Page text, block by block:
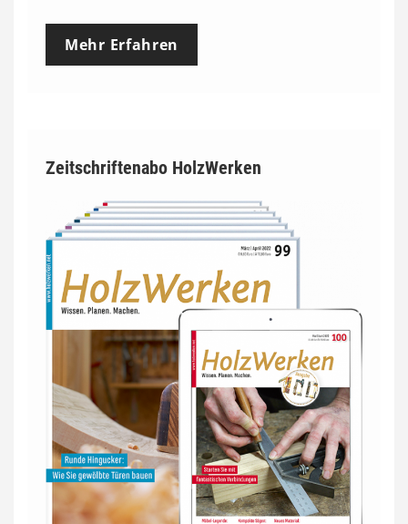
Mehr Erfahren
Zeitschriftenabo HolzWerken